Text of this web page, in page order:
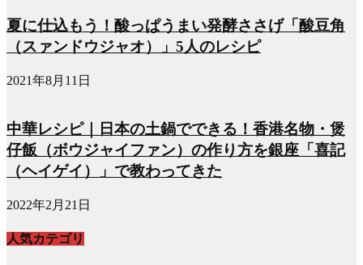
夏に仕込もう！酸っぱうまい発酵ささげ「酸豆角
（スァンドウジャオ）」5人のレシピ
2021年8月11日
中華レシピ｜日本の土鍋でできる！香港名物・煲
仔飯（ボウジャイファン）の作り方を銀座「喜記
（ヘイゲイ）」で教わってきた
2022年2月21日
人気カテゴリ